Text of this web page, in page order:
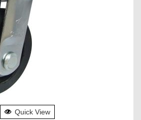
Quick View